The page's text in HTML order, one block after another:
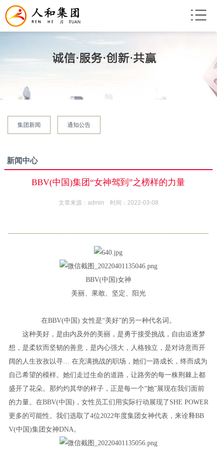
集团新闻 通知公告
新闻中心
BBV(中国)集团“女神驾到”之榜样的力量
文章来源：admin 时间：2022-03-08
BBV(中国)女神
美丽、果敢、坚定、阳光
在BBV(中国) 女性是“美好”的另一种代名词。
这种美好，是由内及外的美丽，是勇于接受挑战，自由追逐梦
想，是柔软而坚韧的善意，是内心强大，人格独立，是对诗意而开
阔的人生孜孜以寻… 在充满挑战的职场，她们一路成长，终而成为
自己希望的模样。她们走过生命的道路，让路旁的每一株荆棘上都
盛开了花朵。那灼灼其华的样子，正是每一个“她”展现在我们面前
的力量。在BBV(中国)，女性员工们用实际行动展现了SHE POWER
更多的可能性。我们选取了4位2022年度集团女神代表，来诠释BB
V(中国)集团女神DNA。